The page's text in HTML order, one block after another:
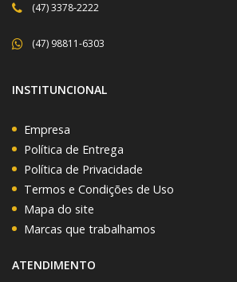
(47) 3378-2222
(47) 98811-6303
INSTITUNCIONAL
Empresa
Política de Entrega
Política de Privacidade
Termos e Condições de Uso
Mapa do site
Marcas que trabalhamos
ATENDIMENTO